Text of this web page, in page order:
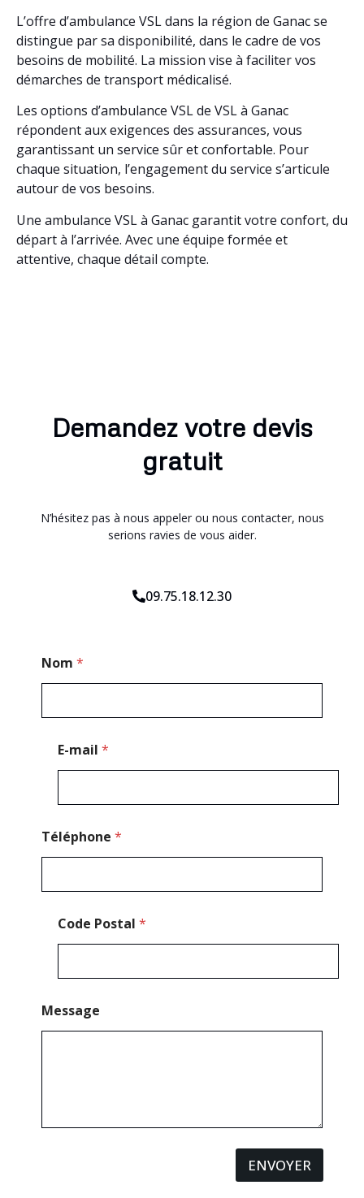
L’offre d’ambulance VSL dans la région de Ganac se
distingue par sa disponibilité, dans le cadre de vos
besoins de mobilité. La mission vise à faciliter vos
démarches de transport médicalisé.
Les options d’ambulance VSL de VSL à Ganac
répondent aux exigences des assurances, vous
garantissant un service sûr et confortable. Pour
chaque situation, l’engagement du service s’articule
autour de vos besoins.
Une ambulance VSL à Ganac garantit votre confort, du
départ à l’arrivée. Avec une équipe formée et
attentive, chaque détail compte.
Demandez votre devis
gratuit
N’hésitez pas à nous appeler ou nous contacter, nous
serions ravies de vous aider.
09.75.18.12.30
Nom *
E-mail *
Téléphone *
Code Postal *
Message
ENVOYER